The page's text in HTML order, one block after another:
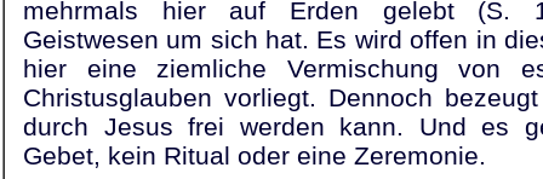
mehrmals hier auf Erden gelebt (S.
Geistwesen um sich hat. Es wird offen in
hier eine ziemliche Vermischung von
Christusglauben vorliegt. Dennoch
durch Jesus frei werden kann. Und es
Gebet, kein Ritual oder eine Zeremonie.